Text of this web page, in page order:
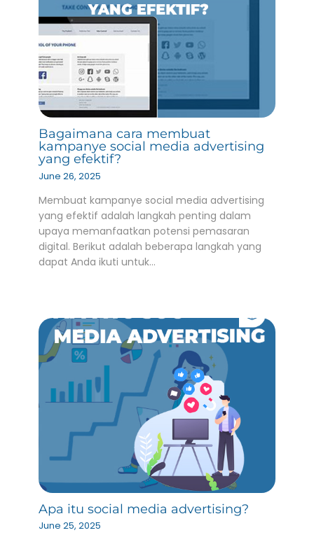
Bagaimana cara membuat
kampanye social media advertising
yang efektif?
June 26, 2025
Membuat kampanye social media advertising
yang efektif adalah langkah penting dalam
upaya memanfaatkan potensi pemasaran
digital. Berikut adalah beberapa langkah yang
dapat Anda ikuti untuk…
Apa itu social media advertising?
June 25, 2025